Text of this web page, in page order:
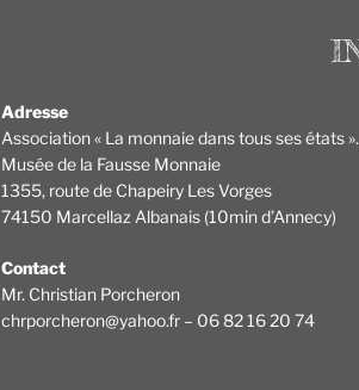
Adresse
Association « La monnaie dans tous ses états ».
Musée de la Fausse Monnaie
1355, route de Chapeiry Les Vorges
74150 Marcellaz Albanais (10min d’Annecy)
Contact
Mr. Christian Porcheron
chrporcheron@yahoo.fr – 06 82 16 20 74